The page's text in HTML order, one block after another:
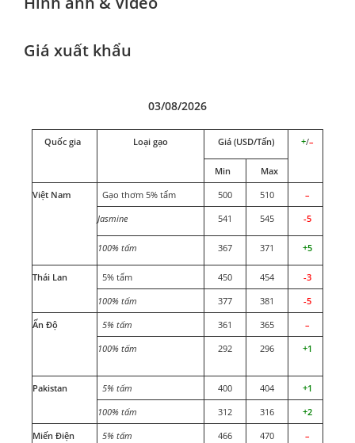
Giá xuất khẩu
03/08/2026
Quốc gia Loại gạo Giá (USD/Tấn) +/–
Min
Max
Việt Nam
Gạo thơm 5% tấm 500 510
–
Jasmine
541 545 -5
100% tấm 367 371 +5
Thái Lan 5% tấm 450 454
-3
100% tấm
377 381
-5
Ấn Độ
5% tấm 361 365
–
100% tấm
292 296 +1
Pakistan 5% tấm 400 404
+1
100% tấm
312 316
+2
Miến Điện
5% tấm 466 470 –